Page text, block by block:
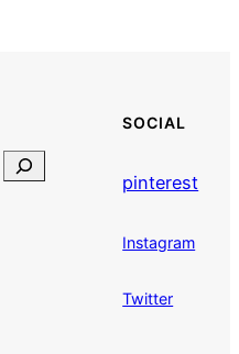
SOCIAL
pinterest
Instagram
Twitter